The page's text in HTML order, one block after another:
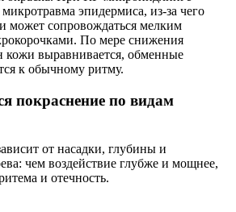
микротравма эпидермиса, из‑за чего
может сопровождаться мелким
По мере снижения
кожи выравнивается, обменные
к обычному ритму.
покраснение по видам
от насадки, глубины и
чем воздействие глубже и мощнее,
и отечность.